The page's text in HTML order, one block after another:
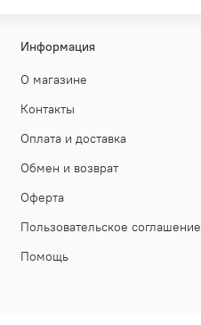
Информация
О магазине
Контакты
Оплата и доставка
Обмен и возврат
Оферта
Пользовательское соглашение
Помощь